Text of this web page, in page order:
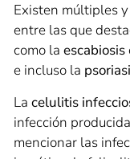
Existen múltiples
entre las que
como la escabiosis
e incluso la
La celulitis
infección
mencionar las